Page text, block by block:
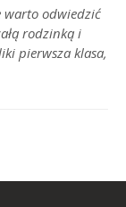
warto odwiedzić
rodzinką i
pierwsza klasa,